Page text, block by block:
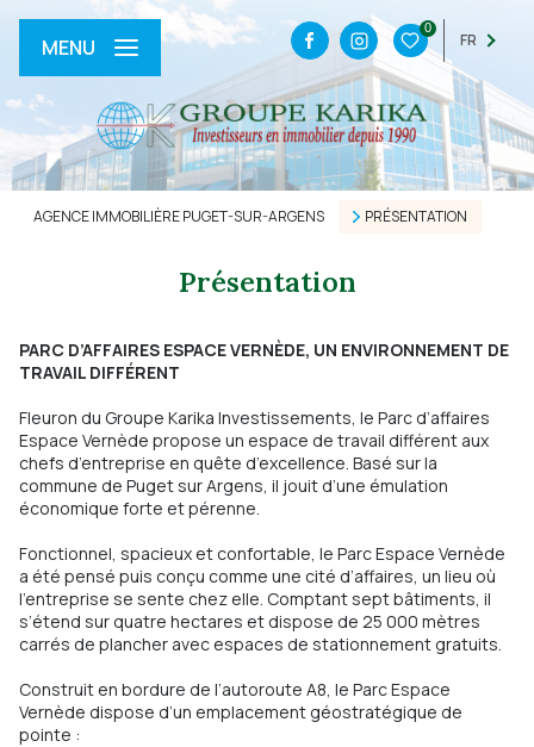
0
FR
MENU
AGENCE IMMOBILIÈRE PUGET-SUR-ARGENS PRÉSENTATION
Présentation
PARC D’AFFAIRES ESPACE VERNÈDE, UN ENVIRONNEMENT DE
TRAVAIL DIFFÉRENT
Fleuron du Groupe Karika Investissements, le Parc d’affaires
Espace Vernède propose un espace de travail différent aux
chefs d’entreprise en quête d’excellence. Basé sur la
commune de Puget sur Argens, il jouit d’une émulation
économique forte et pérenne.
Fonctionnel, spacieux et confortable, le Parc Espace Vernède
a été pensé puis conçu comme une cité d’affaires, un lieu où
l’entreprise se sente chez elle. Comptant sept bâtiments, il
s’étend sur quatre hectares et dispose de 25 000 mètres
carrés de plancher avec espaces de stationnement gratuits.
Construit en bordure de l’autoroute A8, le Parc Espace
Vernède dispose d’un emplacement géostratégique de
pointe :